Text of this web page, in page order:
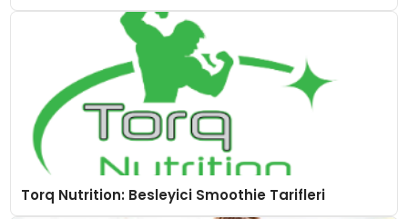
Torq Nutrition: Besleyici Smoothie Tarifleri